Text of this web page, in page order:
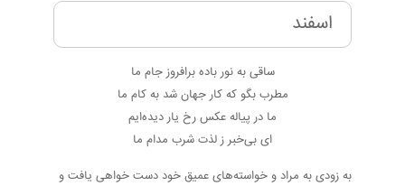
اسفند
ساقی به نور باده برافروز جام ما
مطرب بگو که کار جهان شد به کام ما
ما در پیاله عکس رخ یار دیده‌ایم
ای بی‌خبر ز لذت شرب مدام ما
به زودی به مراد و خواسته‌های عمیق خود دست خواهی یافت و